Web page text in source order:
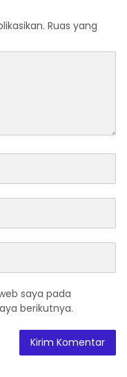
Ruas yang
saya pada
berikutnya.